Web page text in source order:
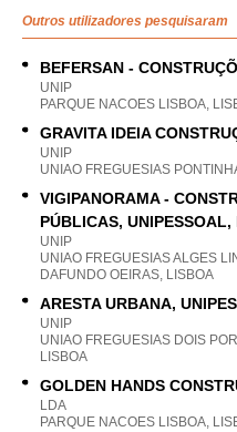
Outros utilizadores pesquisaram
BEFERSAN -
UNIP
PARQUE NACOES LISBOA,
GRAVITA IDEIA
UNIP
UNIAO FREGUESIAS
VIGIPANORAMA -
PÚBLICAS, UNIPESSOAL,
UNIP
UNIAO FREGUESIAS ALGES
DAFUNDO OEIRAS, LISBOA
ARESTA URBANA,
UNIP
UNIAO FREGUESIAS DOIS
LISBOA
GOLDEN HANDS
LDA
PARQUE NACOES LISBOA,